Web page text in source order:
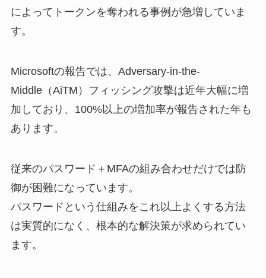
によってトークンを奪われる事例が急増していま
す。
Microsoftの報告では、Adversary-in-the-
Middle（AiTM）フィッシング攻撃は近年大幅に増
加しており、100%以上の増加率が報告された年も
あります。
従来のパスワード＋MFAの組み合わせだけでは防
御が困難になっています。
パスワードという仕組みをこれ以上よくする方法
は実質的になく、根本的な解決策が求められてい
ます。